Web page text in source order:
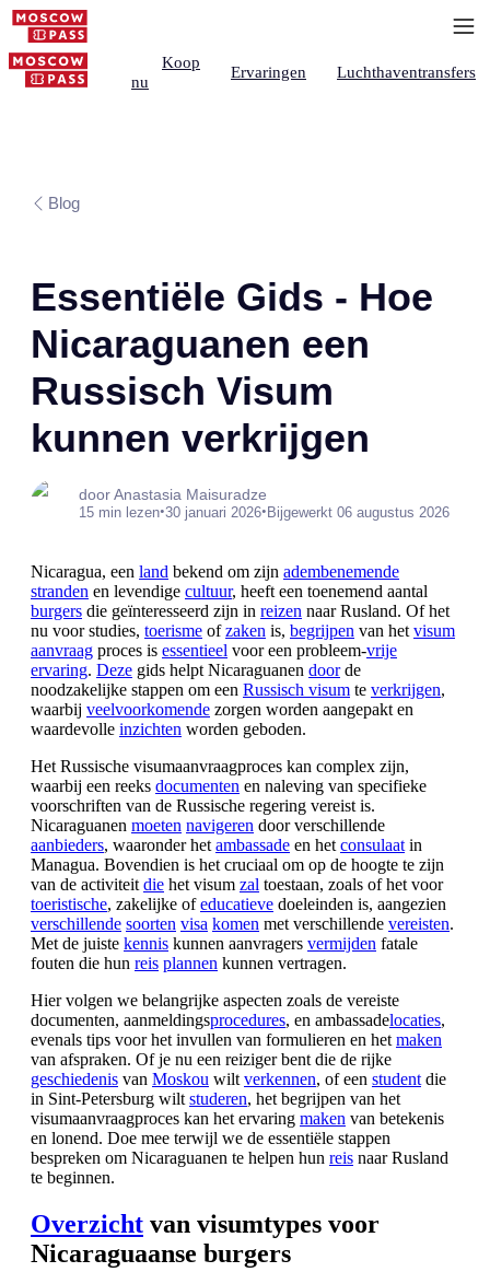
Koop
nu
Ervaringen Luchthaventransfers
Blog
Essentiële Gids - Hoe
Nicaraguanen een
Russisch Visum
kunnen verkrijgen
door Anastasia Maisuradze
15 min lezen•30 januari 2026•Bijgewerkt 06 augustus 2026
Nicaragua, een land bekend om zijn adembenemende
stranden en levendige cultuur, heeft een toenemend aantal
burgers die geïnteresseerd zijn in reizen naar Rusland. Of het
nu voor studies, toerisme ofzaken is, begrijpen van het visum
aanvraag proces is essentieel voor een probleem-vrije
ervaring. Deze gids helpt Nicaraguanen doorde
noodzakelijke stappen om een Russisch visum te verkrijgen,
waarbij veelvoorkomende zorgen worden aangepakt en
waardevolle inzichten worden geboden.
Het Russische visumaanvraagproces kan complex zijn,
waarbij een reeks documenten en naleving van specifieke
voorschriften van de Russische regering vereist is.
Nicaraguanen moeten navigeren door verschillende
aanbieders, waaronder het ambassade en het consulaat in
Managua. Bovendien is het cruciaal om op de hoogte te zijn
van de activiteit die het visum zal toestaan, zoals of het voor
toeristische, zakelijke ofeducatieve doeleinden is, aangezien
verschillende soorten visa komen met verschillende vereisten.
Met de juiste kennis kunnen aanvragers vermijden fatale
fouten die hun reis plannen kunnen vertragen.
Hier volgen we belangrijke aspecten zoals de vereiste
documenten, aanmeldingsprocedures, en ambassadelocaties,
evenals tips voor het invullen van formulieren en het maken
van afspraken. Of je nu een reiziger bent die de rijke
geschiedenis van Moskou wilt verkennen, of een student die
in Sint-Petersburg wilt studeren, het begrijpen van het
visumaanvraagproces kan het ervaring maken van betekenis
en lonend. Doe mee terwijl we de essentiële stappen
bespreken om Nicaraguanen te helpen hun reis naar Rusland
te beginnen.
Overzicht van visumtypes voor
Nicaraguaanse burgers